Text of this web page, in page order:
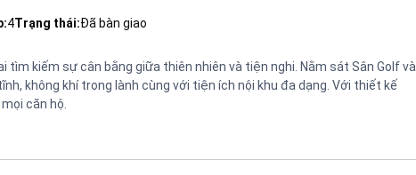
4Trạng thái:Đã bàn giao
tìm kiếm sự cân bằng giữa thiên nhiên và tiện nghi. Nằm sát Sân Golf và
không khí trong lành cùng với tiện ích nội khu đa dạng. Với thiết kế
căn hộ.